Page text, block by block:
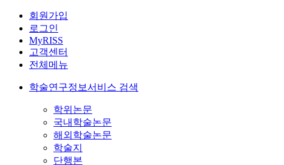
회원가입
로그인
MyRISS
고객센터
전체메뉴
학술연구정보서비스 검색
학위논문
국내학술논문
해외학술논문
학술지
단행본